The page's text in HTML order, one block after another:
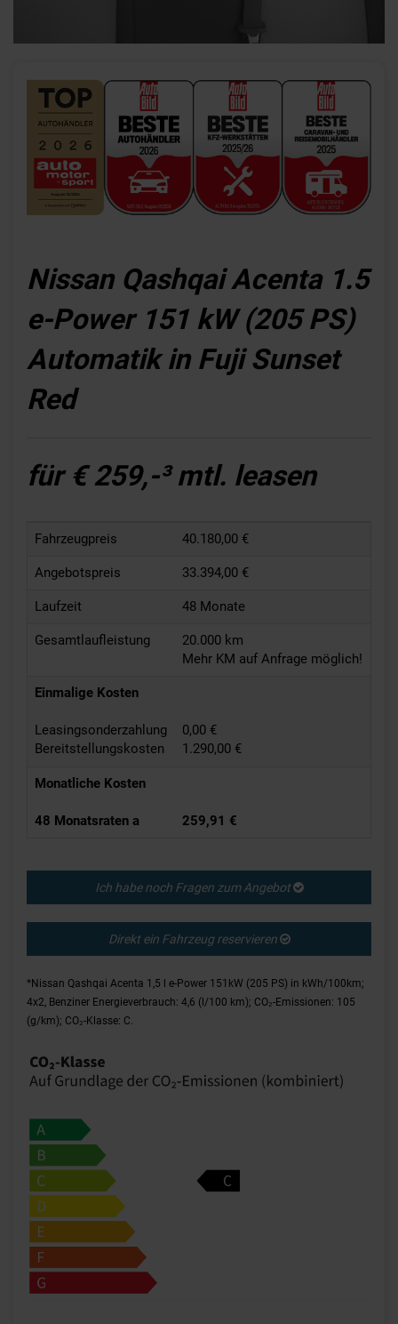
Nissan Qashqai Acenta 1.5
e-Power 151 kW (205 PS)
Automatik in Fuji Sunset
Red
für € 259,-³ mtl. leasen
Fahrzeugpreis 40.180,00 €
Angebotspreis 33.394,00 €
Laufzeit 48 Monate
Gesamtlaufleistung
20.000 km
Mehr KM auf Anfrage möglich!
Einmalige Kosten
Leasingsonderzahlung
Bereitstellungskosten
0,00 €
1.290,00 €
Monatliche Kosten
48 Monatsraten a 259,91 €
Ich habe noch Fragen zum Angebot
Direkt ein Fahrzeug reservieren
*Nissan Qashqai Acenta 1,5 l e-Power 151kW (205 PS) in kWh/100km;
4x2, Benziner Energieverbrauch: 4,6 (l/100 km); CO₂-Emissionen: 105
(g/km); CO₂-Klasse: C.